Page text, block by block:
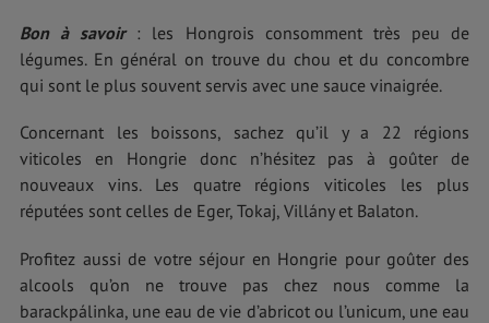
Bon à savoir: les Hongrois consomment très peu de
légumes. En général on trouve du chou et du concombre
qui sont le plus souvent servis avec une sauce vinaigrée.
Concernant les boissons, sachez qu’il y a 22 régions
viticoles en Hongrie donc n’hésitez pas à goûter de
nouveaux vins. Les quatre régions viticoles les plus
réputées sont celles de Eger, Tokaj, Villány et Balaton.
Profitez aussi de votre séjour en Hongrie pour goûter des
alcools qu’on ne trouve pas chez nous comme la
barackpálinka, une eau de vie d’abricot ou l’unicum, une eau